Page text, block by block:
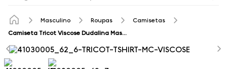
Masculino Roupas
Camisetas
Camiseta Tricot Viscose Dudalina Masculina